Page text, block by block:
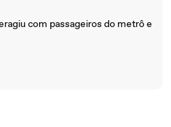
com passageiros do metrô e